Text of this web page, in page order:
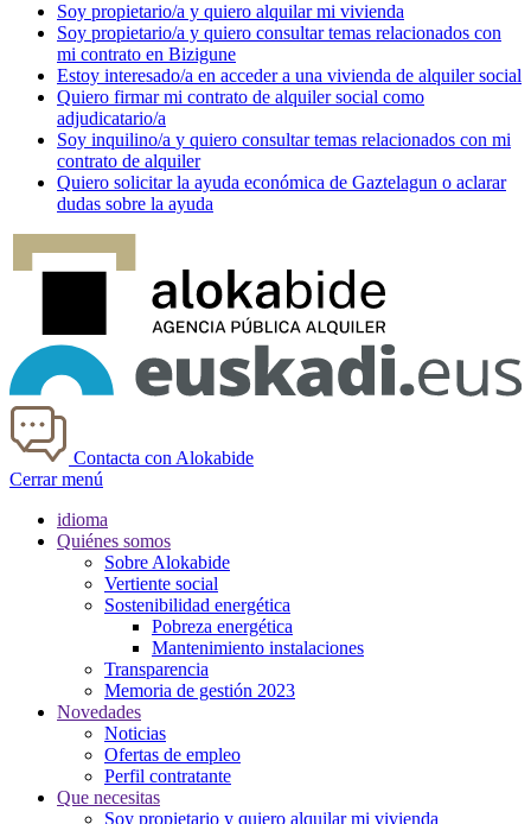
Soy propietario/a y quiero alquilar mi vivienda
Soy propietario/a y quiero consultar temas relacionados con
mi contrato en Bizigune
Estoy interesado/a en acceder a una vivienda de alquiler social
Quiero firmar mi contrato de alquiler social como
adjudicatario/a
Soy inquilino/a y quiero consultar temas relacionados con mi
contrato de alquiler
Quiero solicitar la ayuda económica de Gaztelagun o aclarar
dudas sobre la ayuda
Contacta con Alokabide
Cerrar menú
idioma
Quiénes somos
Sobre Alokabide
Vertiente social
Sostenibilidad energética
Pobreza energética
Mantenimiento instalaciones
Transparencia
Memoria de gestión 2023
Novedades
Noticias
Ofertas de empleo
Perfil contratante
Que necesitas
Soy propietario y quiero alquilar mi vivienda